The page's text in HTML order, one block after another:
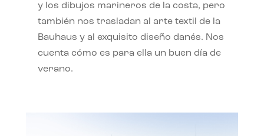
y los dibujos marineros de la costa, pero
también nos trasladan al arte textil de la
Bauhaus y al exquisito diseño danés. Nos
cuenta cómo es para ella un buen día de
verano.